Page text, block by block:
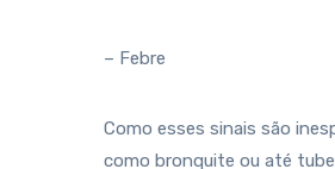
– Febre
Como esses sinais são
como bronquite ou até